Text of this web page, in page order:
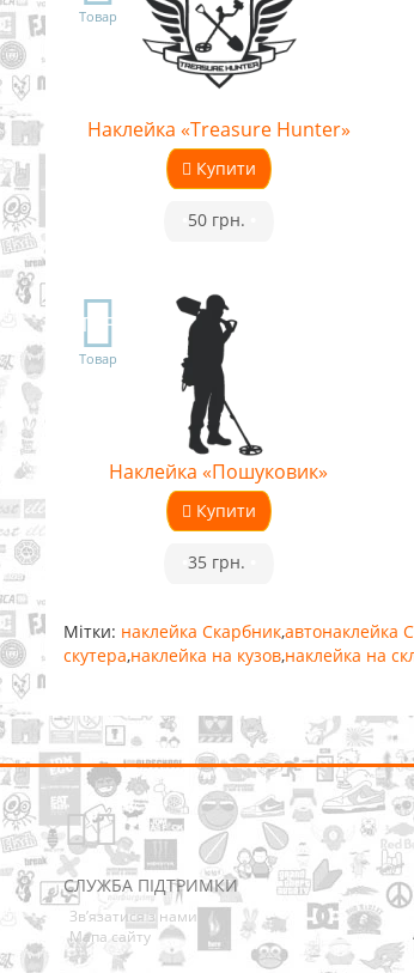
Товар
Наклейка «Treasure Hunter»
Купити
50 грн.
TOP
Товар
Наклейка «Пошуковик»
Купити
35 грн.
Мітки: наклейка Скарбник,автонаклейка
скутера,наклейка на кузов,наклейка на
СЛУЖБА ПІДТРИМКИ
Зв’язатися з нами
Мапа сайту